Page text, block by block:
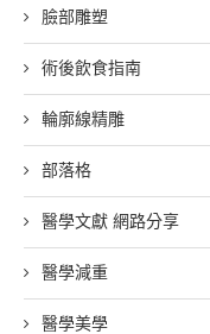
臉部雕塑
術後飲食指南
輪廓線精雕
部落格
醫學文獻 網路分享
醫學減重
醫學美學